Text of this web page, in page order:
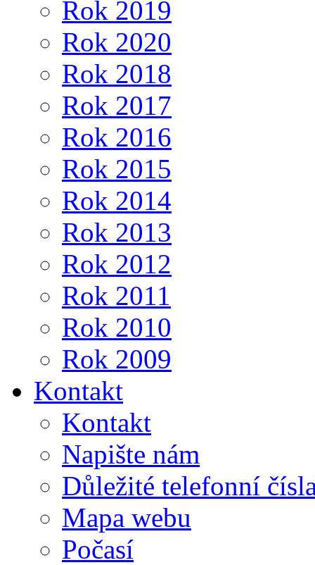
Rok 2019
Rok 2020
Rok 2018
Rok 2017
Rok 2016
Rok 2015
Rok 2014
Rok 2013
Rok 2012
Rok 2011
Rok 2010
Rok 2009
Kontakt
Kontakt
Napište nám
Důležité telefonní
Mapa webu
Počasí